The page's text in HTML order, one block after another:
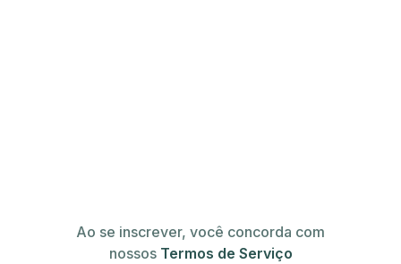
Ao se inscrever, você concorda com
nossos Termos de Serviço